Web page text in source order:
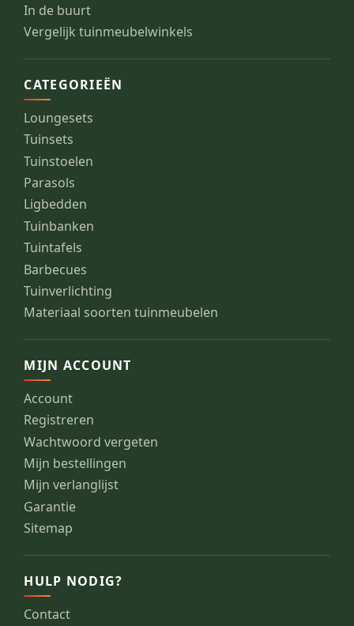
In de buurt
Vergelijk tuinmeubelwinkels
CATEGORIEËN
Loungesets
Tuinsets
Tuinstoelen
Parasols
Ligbedden
Tuinbanken
Tuintafels
Barbecues
Tuinverlichting
Materiaal soorten tuinmeubelen
MIJN ACCOUNT
Account
Registreren
Wachtwoord vergeten
Mijn bestellingen
Mijn verlanglijst
Garantie
Sitemap
HULP NODIG?
Contact